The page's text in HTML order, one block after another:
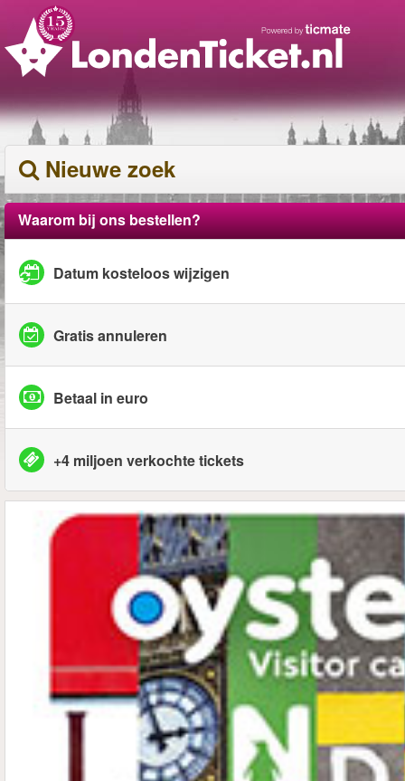
Nieuwe zoek
Waarom bij ons bestellen?
Datum kosteloos wijzigen
Gratis annuleren
Betaal in euro
+4 miljoen verkochte tickets